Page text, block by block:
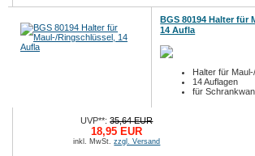
BGS 80194 Halter für
14 Aufla
Halter für
14 Auflagen
für
UVP**:35,64 EUR
18,95 EUR
inkl. MwSt.zzgl. Versand